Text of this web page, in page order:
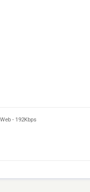
Web - 192Kbps